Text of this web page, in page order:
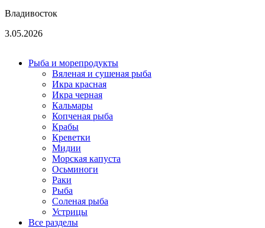
Владивосток
3.05.2026
Рыба и морепродукты
Вяленая и сушеная рыба
Икра красная
Икра черная
Кальмары
Копченая рыба
Крабы
Креветки
Мидии
Морская капуста
Осьминоги
Раки
Рыба
Соленая рыба
Устрицы
Все разделы